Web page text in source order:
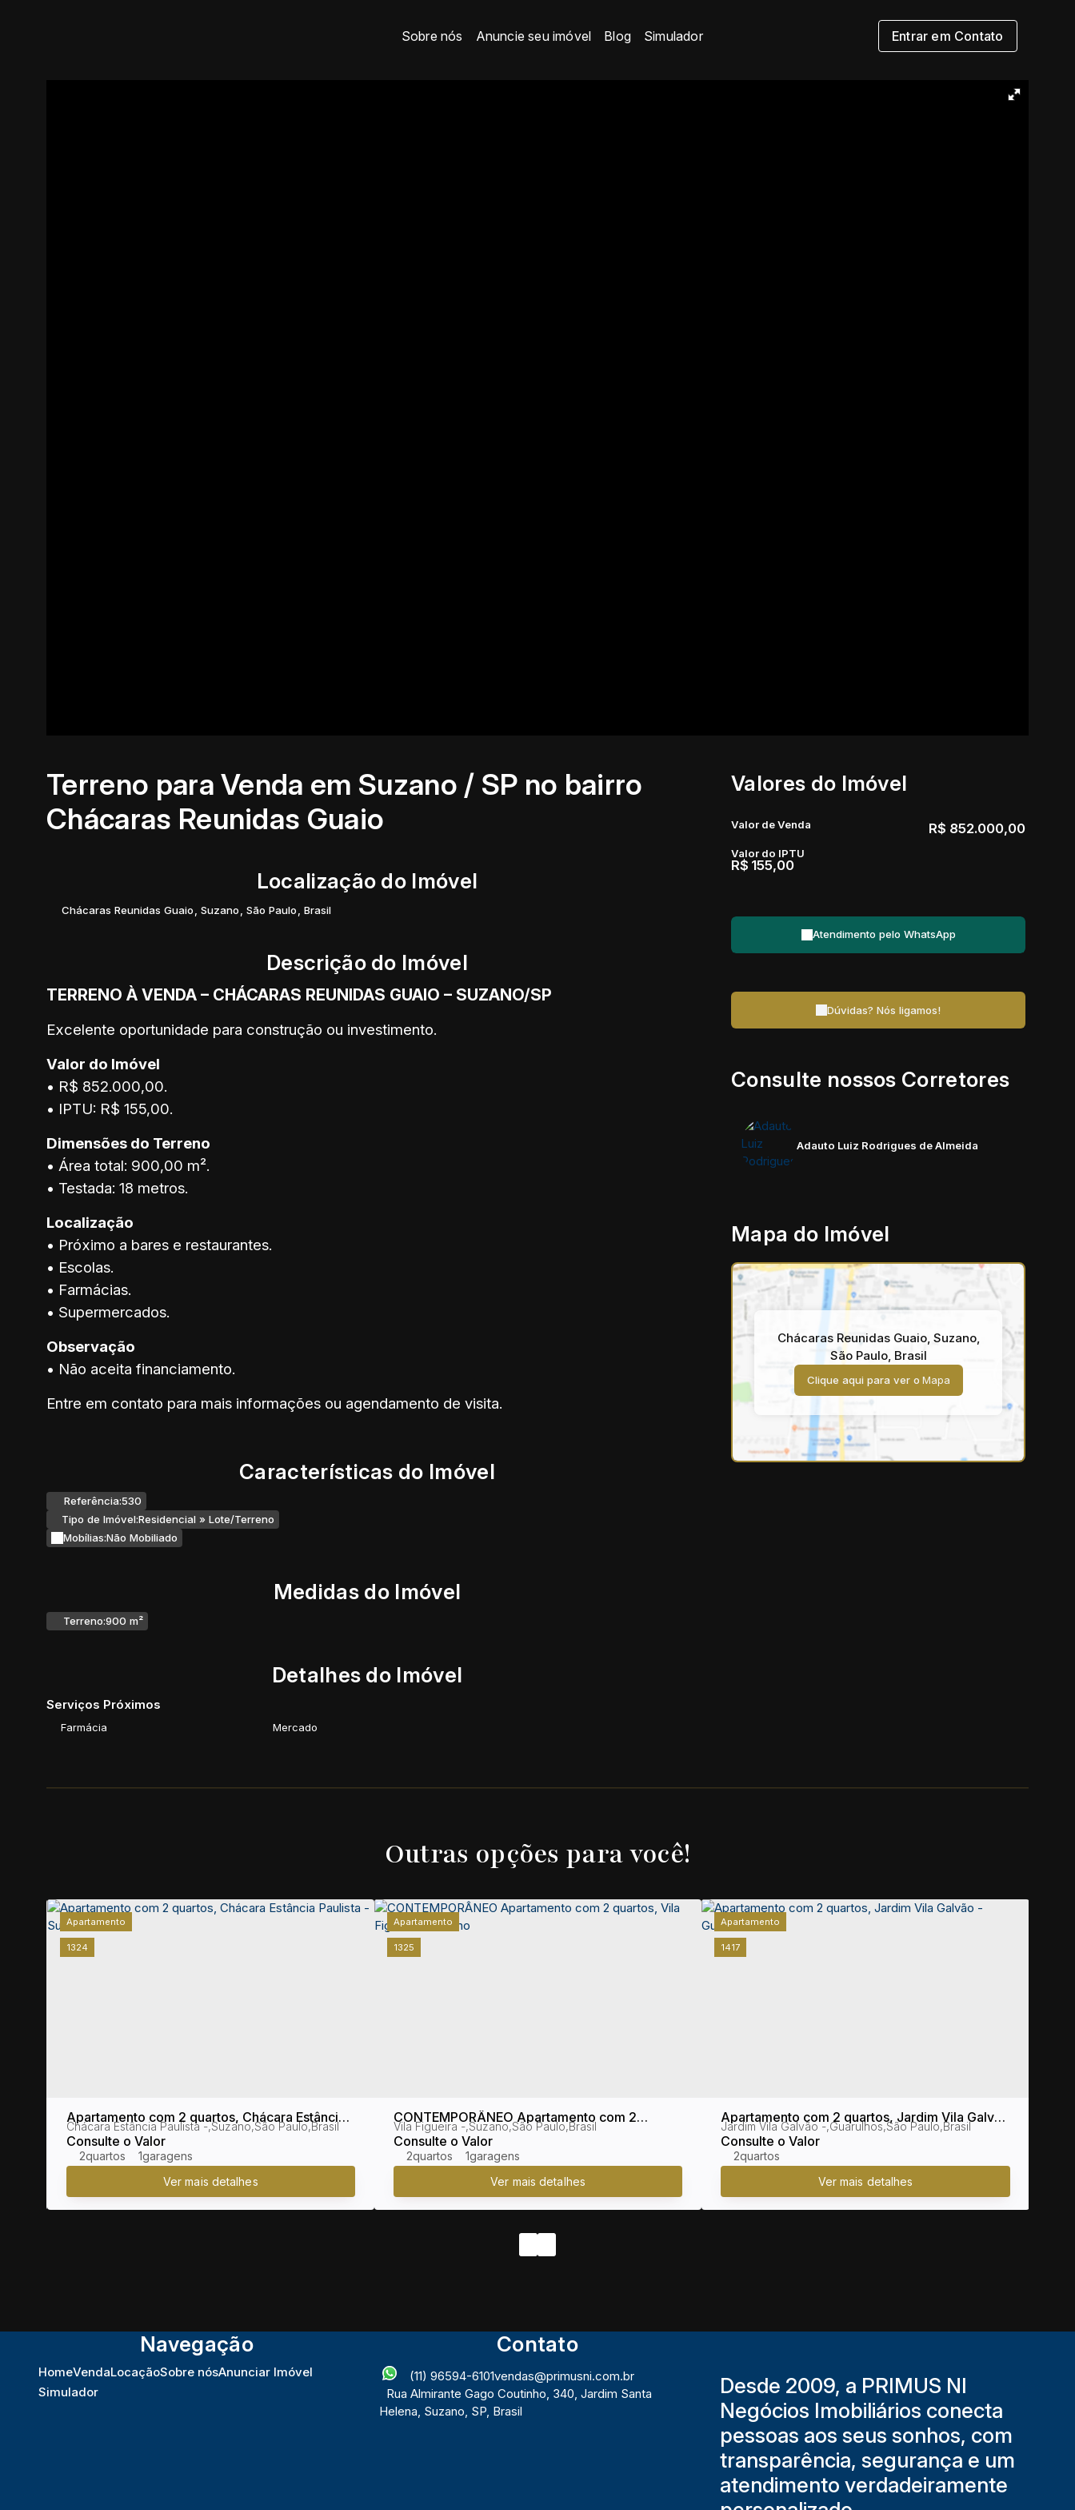
Entrar em Contato
Simulador
Blog
Anuncie seu imóvel
Sobre nós
Terreno para Venda em Suzano / SP no bairro
Chácaras Reunidas Guaio
Localização do Imóvel
Chácaras Reunidas Guaio Suzano São Paulo Brasil
Descrição do Imóvel
TERRENO À VENDA – CHÁCARAS REUNIDAS GUAIO – SUZANO/SP
Excelente oportunidade para construção ou investimento.
Valor do Imóvel
• R$ 852.000,00.
• IPTU: R$ 155,00.
Dimensões do Terreno
• Área total: 900,00 m².
• Testada: 18 metros.
Localização
• Próximo a bares e restaurantes.
• Escolas.
• Farmácias.
• Supermercados.
Observação
• Não aceita financiamento.
Entre em contato para mais informações ou agendamento de visita.
Características do Imóvel
Referência:530
Tipo de Imóvel:Residencial » Lote/Terreno
Mobílias:Não Mobiliado
Medidas do Imóvel
Terreno:900 m²
Detalhes do Imóvel
Serviços Próximos
Farmácia Mercado
Valores do Imóvel
R$ 852.000,00
Valor de Venda
Valor do IPTU
R$ 155,00
Atendimento pelo WhatsApp
Dúvidas? Nós ligamos!
Consulte nossos Corretores
Adauto Luiz Rodrigues de Almeida
Mapa do Imóvel
Chácaras Reunidas Guaio, Suzano,
São Paulo, Brasil
Clique aqui para ver o Mapa
Outras opções para você!
1324
Apartamento
Apartamento com 2 quartos, Chácara Estância
Paulista - Suzano
Consulte o Valor
Chácara Estância Paulista ,Suzano,São Paulo,Brasil
2 1
1325
Apartamento
CONTEMPORÂNEO Apartamento com 2
quartos, Vila Figueira - Suzano
Consulte o Valor
Vila Figueira ,Suzano,São Paulo,Brasil
2 1
1417
Apartamento
Apartamento com 2 quartos, Jardim Vila Galvão
- Guarulhos
Consulte o Valor
Jardim Vila Galvão ,Guarulhos,São Paulo,Brasil
2
Navegação
HomeVendaLocaçãoSobre nósAnunciar Imóvel
Simulador
Contato
(11) 96594-6101vendas@primusni.com.br
Rua Almirante Gago Coutinho 340 Jardim Santa
Helena Suzano SP Brasil
Desde 2009, a PRIMUS NI
Negócios Imobiliários conecta
pessoas aos seus sonhos, com
transparência, segurança e um
atendimento verdadeiramente